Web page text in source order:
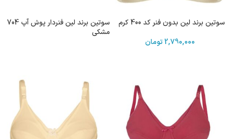
سوتین برند لین بدون فنر کد 400 کرم
2,790,000تومان
سوتین برند لین فنردار پوش آپ 704
مشکی